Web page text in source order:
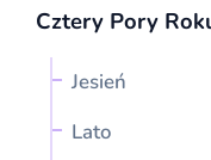
Cztery Pory
Jesień
Lato